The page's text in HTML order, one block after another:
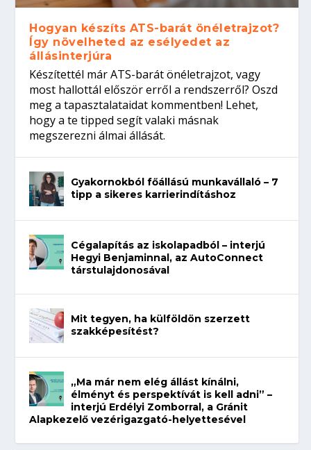
Hogyan készíts ATS-barát önéletrajzot?
Így növelheted az esélyedet az
állásinterjúra
Készítettél már ATS-barát önéletrajzot, vagy
most hallottál először erről a rendszerről? Oszd
meg a tapasztalataidat kommentben! Lehet,
hogy a te tipped segít valaki másnak
megszerezni álmai állását.
Gyakornokból főállású munkavállaló – 7
tipp a sikeres karrierindításhoz
Cégalapítás az iskolapadból – interjú
Hegyi Benjaminnal, az AutoConnect
társtulajdonosával
Mit tegyen, ha külföldön szerzett
szakképesítést?
„Ma már nem elég állást kínálni,
élményt és perspektívát is kell adni” –
interjú Erdélyi Zomborral, a Gránit
Alapkezelő vezérigazgató-helyettesével